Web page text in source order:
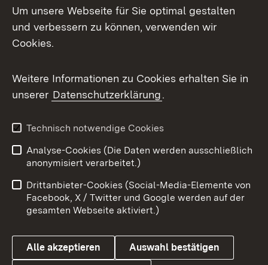
Mastodon
Messenger
Social Wall
X / Twitter
Youtube
Benutzungshinweise
Barrierefreiheit
Datenschutz
Cookies
Um unsere Webseite für Sie optimal gestalten
und verbessern zu können, verwenden wir
Cookies.
Weitere Informationen zu Cookies erhalten Sie in
unserer Datenschutzerklärung.
Technisch notwendige Cookies
Analyse-Cookies (Die Daten werden ausschließlich
anonymisiert verarbeitet.)
Drittanbieter-Cookies (Social-Media-Elemente von
Facebook, X / Twitter und Google werden auf der
gesamten Webseite aktiviert.)
Alle akzeptieren Auswahl bestätigen